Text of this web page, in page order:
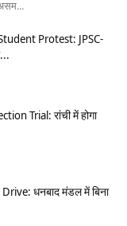
Protest: JPSC-
Trial: रांची में होगा
धनबाद मंडल में बिना